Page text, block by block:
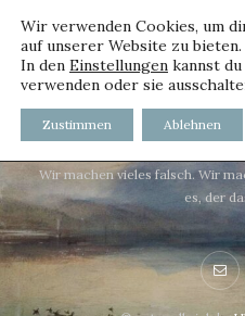
voller worte
Wir machen vieles falsch. Wir
es, der
Wir verwenden Cookies, um
auf unserer Website zu bieten.
In den Einstellungen kannst
verwenden oder sie
Zustimmen Ablehnen